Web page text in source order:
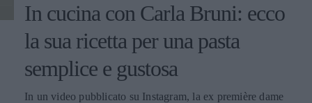
In cucina con Carla Bruni: ecco
la sua ricetta per una pasta
semplice e gustosa
In un video pubblicato su Instagram, la ex première dame